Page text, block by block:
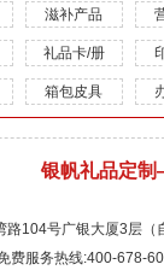
滋补产品
礼品卡/册
箱包皮具
银帆礼品定
路104号广银大厦3层
费服务热线:400-